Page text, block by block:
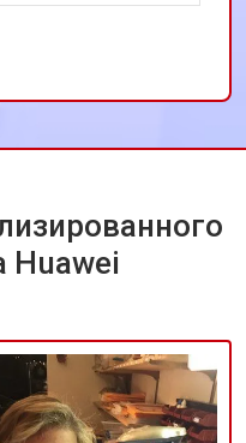
порадовало
запчастей,
как новый.
всем владельцам
Huawei